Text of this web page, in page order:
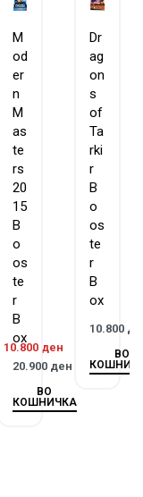
10.800 ден
M
od
er
n
M
as
te
rs
20
15
B
o
os
te
r
B
ox
20.900 ден
ВО
КОШНИЧКА
Dr
ag
on
s
of
Ta
rki
r
B
o
os
te
r
B
ox
10.800
ВО